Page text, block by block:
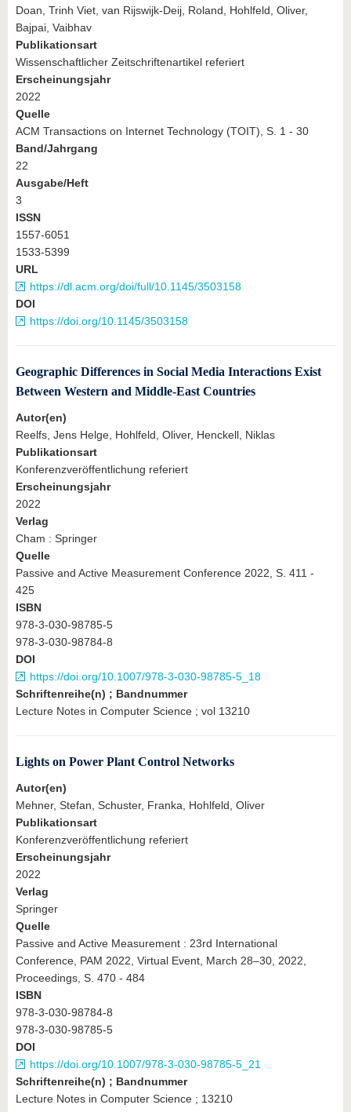
Doan, Trinh Viet, van Rijswijk-Deij, Roland, Hohlfeld, Oliver,
Bajpai, Vaibhav
Publikationsart
Wissenschaftlicher Zeitschriftenartikel referiert
Erscheinungsjahr
2022
Quelle
ACM Transactions on Internet Technology (TOIT), S. 1 - 30
Band/Jahrgang
22
Ausgabe/Heft
3
ISSN
1557-6051
1533-5399
URL
https://dl.acm.org/doi/full/10.1145/3503158
DOI
https://doi.org/10.1145/3503158
Geographic Differences in Social Media Interactions Exist
Between Western and Middle-East Countries
Autor(en)
Reelfs, Jens Helge, Hohlfeld, Oliver, Henckell, Niklas
Publikationsart
Konferenzveröffentlichung referiert
Erscheinungsjahr
2022
Verlag
Cham : Springer
Quelle
Passive and Active Measurement Conference 2022, S. 411 -
425
ISBN
978-3-030-98785-5
978-3-030-98784-8
DOI
https://doi.org/10.1007/978-3-030-98785-5_18
Schriftenreihe(n) ; Bandnummer
Lecture Notes in Computer Science ; vol 13210
Lights on Power Plant Control Networks
Autor(en)
Mehner, Stefan, Schuster, Franka, Hohlfeld, Oliver
Publikationsart
Konferenzveröffentlichung referiert
Erscheinungsjahr
2022
Verlag
Springer
Quelle
Passive and Active Measurement : 23rd International
Conference, PAM 2022, Virtual Event, March 28–30, 2022,
Proceedings, S. 470 - 484
ISBN
978-3-030-98784-8
978-3-030-98785-5
DOI
https://doi.org/10.1007/978-3-030-98785-5_21
Schriftenreihe(n) ; Bandnummer
Lecture Notes in Computer Science ; 13210